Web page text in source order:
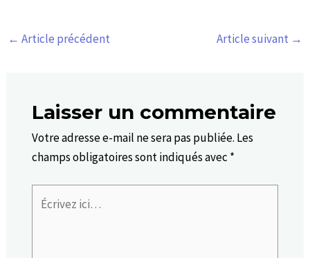
← Article précédent Article suivant →
Laisser un commentaire
Votre adresse e-mail ne sera pas publiée. Les
champs obligatoires sont indiqués avec *
Écrivez
ici…